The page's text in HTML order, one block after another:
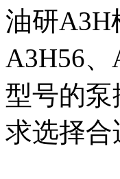
油研A3H
A3H56
型号的泵
求选择合